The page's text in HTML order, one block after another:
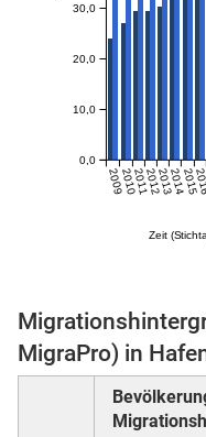
Zeit
2009201020112012201320142015
0,0
10,0
20,0
30,0
MigraPro) in